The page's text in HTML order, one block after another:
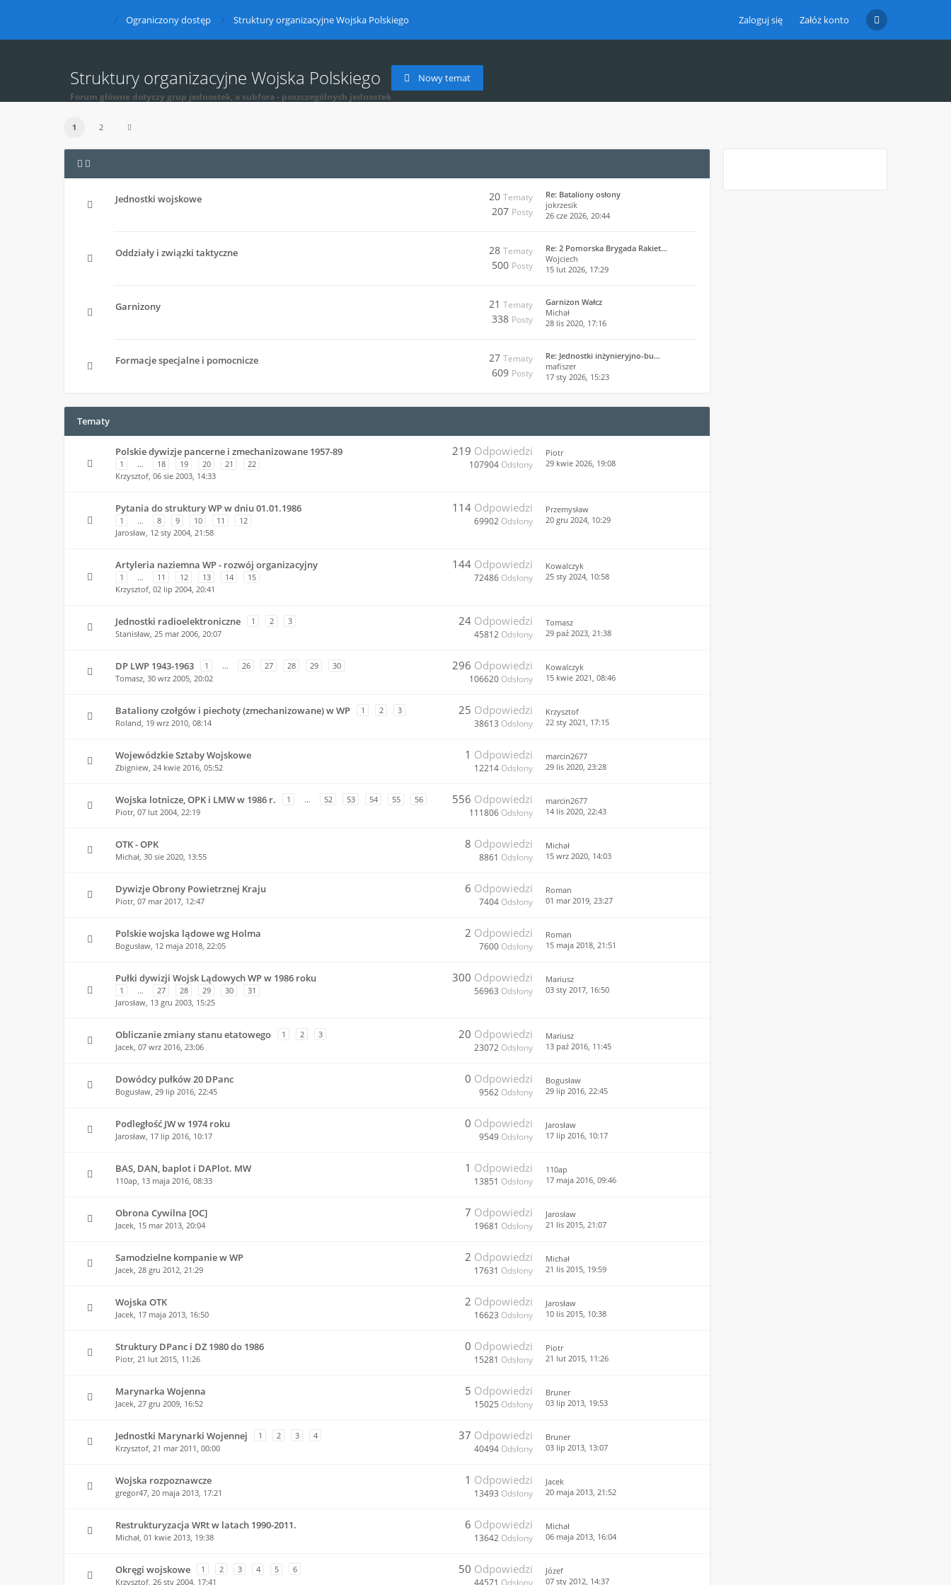
Zaloguj się Załóż konto
Ograniczony dostęp Struktury organizacyjne Wojska Polskiego
Struktury organizacyjne Wojska Polskiego
Forum główne dotyczy grup jednostek, a subfora - poszczególnych jednostek
Nowy temat
1 2
Jednostki wojskowe 20 Tematy
207 Posty
Re: Bataliony osłony
jokrzesik
26 cze 2026, 20:44
Oddziały i związki taktyczne 28 Tematy
500 Posty
Re: 2 Pomorska Brygada Rakiet…
Wojciech
15 lut 2026, 17:29
Garnizony 21 Tematy
338 Posty
Garnizon Wałcz
Michał
28 lis 2020, 17:16
Formacje specjalne i pomocnicze 27 Tematy
609 Posty
Re: Jednostki inżynieryjno-bu…
mafiszer
17 sty 2026, 15:23
Tematy
Polskie dywizje pancerne i zmechanizowane 1957-89
1 … 18 19 20 21
22
Krzysztof, 06 sie 2003, 14:33
219 Odpowiedzi
107904 Odsłony
Piotr
29 kwie 2026, 19:08
Pytania do struktury WP w dniu 01.01.1986
1 … 8 9 10 11
12
Jarosław, 12 sty 2004, 21:58
114 Odpowiedzi
69902 Odsłony
Przemysław
20 gru 2024, 10:29
Artyleria naziemna WP - rozwój organizacyjny
1 … 11 12 13 14
15
Krzysztof, 02 lip 2004, 20:41
144 Odpowiedzi
72486 Odsłony
Kowalczyk
25 sty 2024, 10:58
Jednostki radioelektroniczne 1 2
3
Stanisław, 25 mar 2006, 20:07
24 Odpowiedzi
45812 Odsłony
Tomasz
29 paź 2023, 21:38
DP LWP 1943-1963 1 … 26 27 28 29
30
Tomasz, 30 wrz 2005, 20:02
296 Odpowiedzi
106620 Odsłony
Kowalczyk
15 kwie 2021, 08:46
Bataliony czołgów i piechoty (zmechanizowane) w WP 1 2
3
Roland, 19 wrz 2010, 08:14
25 Odpowiedzi
38613 Odsłony
Krzysztof
22 sty 2021, 17:15
Wojewódzkie Sztaby Wojskowe
Zbigniew, 24 kwie 2016, 05:52
1 Odpowiedzi
12214 Odsłony
marcin2677
29 lis 2020, 23:28
Wojska lotnicze, OPK i LMW w 1986 r. 1 … 52 53 54 55
56
Piotr, 07 lut 2004, 22:19
556 Odpowiedzi
111806 Odsłony
marcin2677
14 lis 2020, 22:43
OTK - OPK
Michał, 30 sie 2020, 13:55
8 Odpowiedzi
8861 Odsłony
Michał
15 wrz 2020, 14:03
Dywizje Obrony Powietrznej Kraju
Piotr, 07 mar 2017, 12:47
6 Odpowiedzi
7404 Odsłony
Roman
01 mar 2019, 23:27
Polskie wojska lądowe wg Holma
Bogusław, 12 maja 2018, 22:05
2 Odpowiedzi
7600 Odsłony
Roman
15 maja 2018, 21:51
Pułki dywizji Wojsk Lądowych WP w 1986 roku
1 … 27 28 29 30
31
Jarosław, 13 gru 2003, 15:25
300 Odpowiedzi
56963 Odsłony
Mariusz
03 sty 2017, 16:50
Obliczanie zmiany stanu etatowego 1 2
3
Jacek, 07 wrz 2016, 23:06
20 Odpowiedzi
23072 Odsłony
Mariusz
13 paź 2016, 11:45
Dowódcy pułków 20 DPanc
Bogusław, 29 lip 2016, 22:45
0 Odpowiedzi
9562 Odsłony
Bogusław
29 lip 2016, 22:45
Podległość JW w 1974 roku
Jarosław, 17 lip 2016, 10:17
0 Odpowiedzi
9549 Odsłony
Jarosław
17 lip 2016, 10:17
BAS, DAN, baplot i DAPlot. MW
110ap, 13 maja 2016, 08:33
1 Odpowiedzi
13851 Odsłony
110ap
17 maja 2016, 09:46
Obrona Cywilna [OC]
Jacek, 15 mar 2013, 20:04
7 Odpowiedzi
19681 Odsłony
Jarosław
21 lis 2015, 21:07
Samodzielne kompanie w WP
Jacek, 28 gru 2012, 21:29
2 Odpowiedzi
17631 Odsłony
Michał
21 lis 2015, 19:59
Wojska OTK
Jacek, 17 maja 2013, 16:50
2 Odpowiedzi
16623 Odsłony
Jarosław
10 lis 2015, 10:38
Struktury DPanc i DZ 1980 do 1986
Piotr, 21 lut 2015, 11:26
0 Odpowiedzi
15281 Odsłony
Piotr
21 lut 2015, 11:26
Marynarka Wojenna
Jacek, 27 gru 2009, 16:52
5 Odpowiedzi
15025 Odsłony
Bruner
03 lip 2013, 19:53
Jednostki Marynarki Wojennej 1 2 3
4
Krzysztof, 21 mar 2011, 00:00
37 Odpowiedzi
40494 Odsłony
Bruner
03 lip 2013, 13:07
Wojska rozpoznawcze
gregor47, 20 maja 2013, 17:21
1 Odpowiedzi
13493 Odsłony
Jacek
20 maja 2013, 21:52
Restrukturyzacja WRt w latach 1990-2011.
Michał, 01 kwie 2013, 19:38
6 Odpowiedzi
13642 Odsłony
Michał
06 maja 2013, 16:04
Okręgi wojskowe 1 2 3 4 5
6
Krzysztof, 26 sty 2004, 17:41
50 Odpowiedzi
44571 Odsłony
Józef
07 sty 2012, 14:37